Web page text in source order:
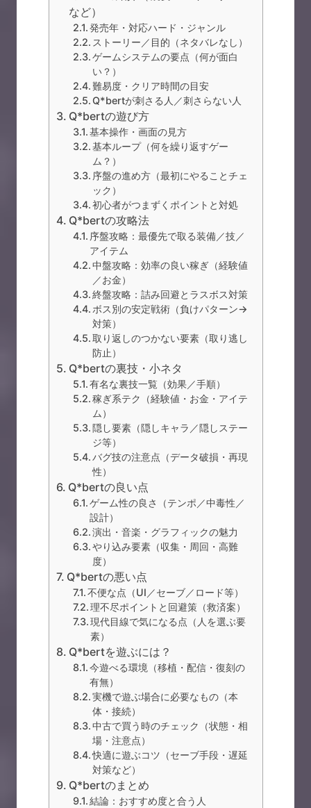
など）
発売年・対応ハード・ジャンル
ストーリー／目的（ネタバレなし）
ゲームシステムの要点（何が面白
い？）
難易度・クリア時間の目安
Q*bertが刺さる人／刺さらない人
Q*bertの遊び方
基本操作・画面の見方
基本ループ（何を繰り返すゲー
ム？）
序盤の進め方（最初にやることチェ
ック）
初心者がつまずくポイントと対処
Q*bertの攻略法
序盤攻略：最優先で取る装備／技／
アイテム
中盤攻略：効率の良い稼ぎ（経験値
／お金）
終盤攻略：詰み回避とラスボス対策
ボス別の安定戦術（負けパターン→
対策）
取り返しのつかない要素（取り逃し
防止）
Q*bertの裏技・小ネタ
有名な裏技一覧（効果／手順）
稼ぎ系テク（経験値・お金・アイテ
ム）
隠し要素（隠しキャラ／隠しステー
ジ等）
バグ技の注意点（データ破損・再現
性）
Q*bertの良い点
ゲーム性の良さ（テンポ／中毒性／
設計）
演出・音楽・グラフィックの魅力
やり込み要素（収集・周回・高難
度）
Q*bertの悪い点
不便な点（UI／セーブ／ロード等）
理不尽ポイントと回避策（救済案）
現代目線で気になる点（人を選ぶ要
素）
Q*bertを遊ぶには？
今遊べる環境（移植・配信・復刻の
有無）
実機で遊ぶ場合に必要なもの（本
体・接続）
中古で買う時のチェック（状態・相
場・注意点）
快適に遊ぶコツ（セーブ手段・遅延
対策など）
Q*bertのまとめ
結論：おすすめ度と合う人